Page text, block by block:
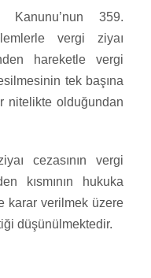
359.
vergi ziyaı
hareketle vergi
tek başına
nitelikte olduğundan
cezasının vergi
kısmının hukuka
karar verilmek üzere
düşünülmektedir.